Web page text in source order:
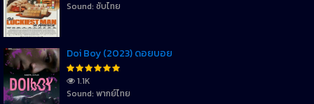
Sound: ซับไทย
Doi Boy (2023) ดอยบอย
1.1K
Sound: พากย์ไทย